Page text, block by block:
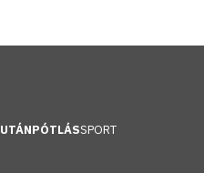
UTÁNPÓTLÁSSPORT